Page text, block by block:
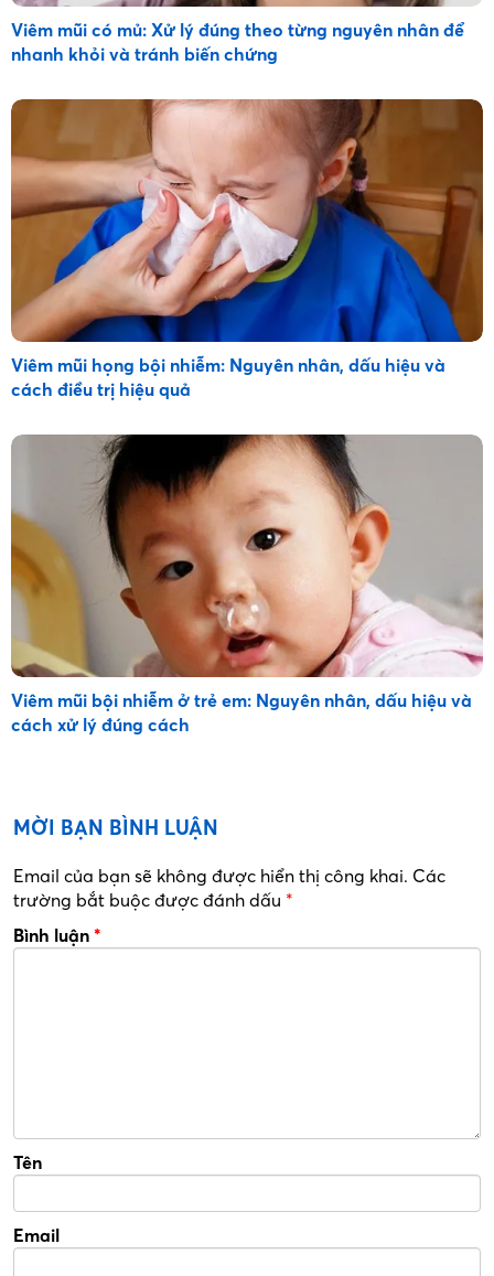
Viêm mũi có mủ: Xử lý đúng theo từng nguyên nhân để
nhanh khỏi và tránh biến chứng
Viêm mũi họng bội nhiễm: Nguyên nhân, dấu hiệu và
cách điều trị hiệu quả
Viêm mũi bội nhiễm ở trẻ em: Nguyên nhân, dấu hiệu và
cách xử lý đúng cách
MỜI BẠN BÌNH LUẬN
Email của bạn sẽ không được hiển thị công khai. Các
trường bắt buộc được đánh dấu *
Bình luận *
Tên
Email